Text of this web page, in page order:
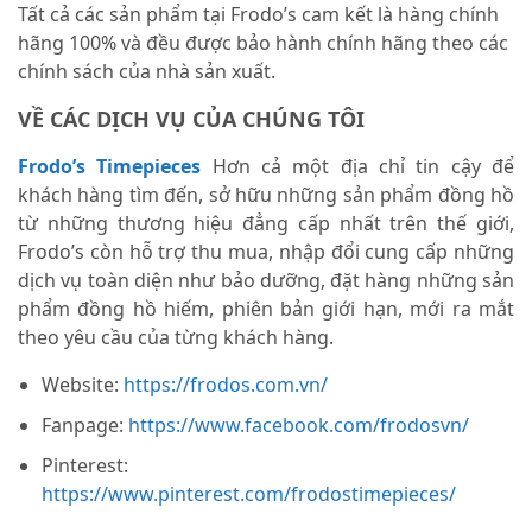
Tất cả các sản phẩm tại Frodo’s cam kết là hàng chính
hãng 100% và đều được bảo hành chính hãng theo các
chính sách của nhà sản xuất.
VỀ CÁC DỊCH VỤ CỦA CHÚNG TÔI
Frodo’s Timepieces Hơn cả một địa chỉ tin cậy để
khách hàng tìm đến, sở hữu những sản phẩm đồng hồ
từ những thương hiệu đẳng cấp nhất trên thế giới,
Frodo’s còn hỗ trợ thu mua, nhập đổi cung cấp những
dịch vụ toàn diện như bảo dưỡng, đặt hàng những sản
phẩm đồng hồ hiếm, phiên bản giới hạn, mới ra mắt
theo yêu cầu của từng khách hàng.
Website: https://frodos.com.vn/
Fanpage: https://www.facebook.com/frodosvn/
Pinterest:
https://www.pinterest.com/frodostimepieces/